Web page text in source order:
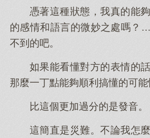
憑著這種狀態，我真的能
的感情和語言的微妙之處嗎？
不到的吧。
如果能看懂對方的表情的
那麼一丁點能夠順利搞懂的可能
比這個更加過分的是發音。
這簡直是災難。不論我怎